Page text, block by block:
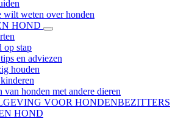
wilt weten over honden
HOND
op stap
en adviezen
houden
van honden met andere dieren
VOOR HONDENBEZITTERS
HOND